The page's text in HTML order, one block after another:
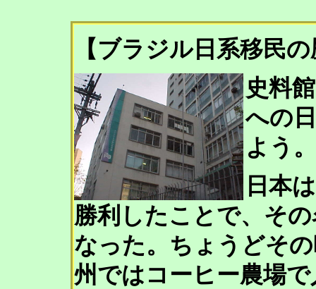
【ブラジル日系移民
史料
への
よう。
日本
勝利したことで、そ
なった。ちょうどそ
州ではコーヒー農場